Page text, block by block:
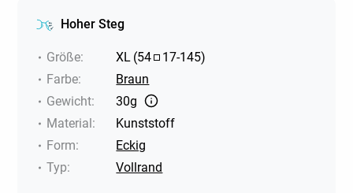
Hoher Steg
Größe: XL (54 17-145)
Farbe:
Braun
Gewicht:
30g
Material:
Kunststoff
Form:
Eckig
Typ: Vollrand